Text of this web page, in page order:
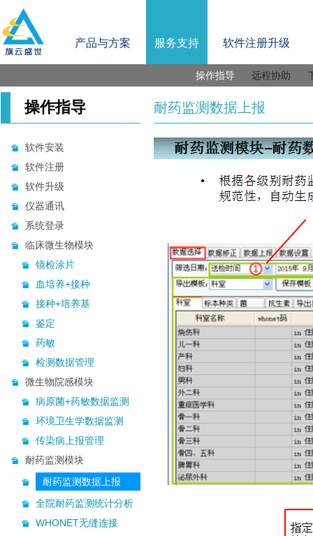
产品与方案 服务支持
操作指导 远程协助
软件注册升级
操作指导
软件安装
软件注册
软件升级
仪器通讯
系统登录
临床微生物模块
镜检涂片
血培养+接种
接种+培养基
鉴定
药敏
检测数据管理
微生物院感模块
病原菌+药敏数据监测
环境卫生学数据监测
传染病上报管理
耐药监测模块
耐药监测数据上报
全院耐药监测统计分析
WHONET无缝连接
耐药监测数据上报